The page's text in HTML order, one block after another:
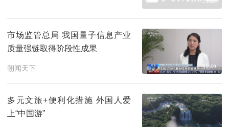
20:00 新闻直播间 预约
25:47
市场监管总局 我国量子信息产业
质量强链取得阶段性成果
朝闻天下 01:49
多元文旅+便利化措施 外国人爱
上“中国游”